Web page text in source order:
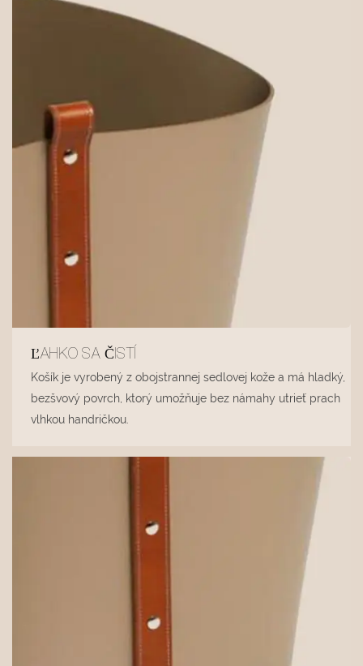
ĽAHKO SA ČISTÍ
Košík je vyrobený z obojstrannej sedlovej kože a má hladký,
bezšvový povrch, ktorý umožňuje bez námahy utrieť prach
vlhkou handričkou.